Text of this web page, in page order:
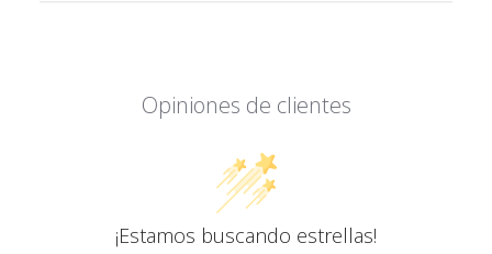
Opiniones de clientes
¡Estamos buscando estrellas!